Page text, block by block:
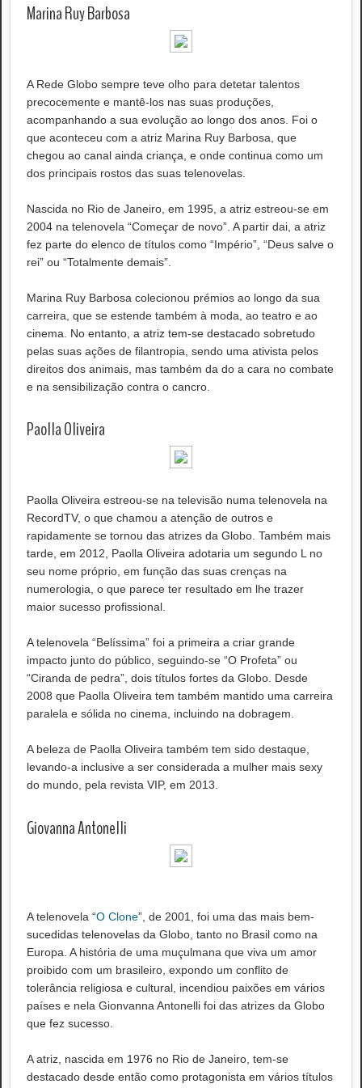
Marina Ruy Barbosa
A Rede Globo sempre teve olho para detetar talentos
precocemente e mantê-los nas suas produções,
acompanhando a sua evolução ao longo dos anos. Foi o
que aconteceu com a atriz Marina Ruy Barbosa, que
chegou ao canal ainda criança, e onde continua como um
dos principais rostos das suas telenovelas.
Nascida no Rio de Janeiro, em 1995, a atriz estreou-se em
2004 na telenovela “Começar de novo”. A partir dai, a atriz
fez parte do elenco de títulos como “Império”, “Deus salve o
rei” ou “Totalmente demais”.
Marina Ruy Barbosa colecionou prémios ao longo da sua
carreira, que se estende também à moda, ao teatro e ao
cinema. No entanto, a atriz tem-se destacado sobretudo
pelas suas ações de filantropia, sendo uma ativista pelos
direitos dos animais, mas também da do a cara no combate
e na sensibilização contra o cancro.
Paolla Oliveira
Paolla Oliveira estreou-se na televisão numa telenovela na
RecordTV, o que chamou a atenção de outros e
rapidamente se tornou das atrizes da Globo. Também mais
tarde, em 2012, Paolla Oliveira adotaria um segundo L no
seu nome próprio, em função das suas crenças na
numerologia, o que parece ter resultado em lhe trazer
maior sucesso profissional.
A telenovela “Belíssima” foi a primeira a criar grande
impacto junto do público, seguindo-se “O Profeta” ou
“Ciranda de pedra”, dois títulos fortes da Globo. Desde
2008 que Paolla Oliveira tem também mantido uma carreira
paralela e sólida no cinema, incluindo na dobragem.
A beleza de Paolla Oliveira também tem sido destaque,
levando-a inclusive a ser considerada a mulher mais sexy
do mundo, pela revista VIP, em 2013.
Giovanna Antonelli
A telenovela “O Clone”, de 2001, foi uma das mais bem-
sucedidas telenovelas da Globo, tanto no Brasil como na
Europa. A história de uma muçulmana que viva um amor
proibido com um brasileiro, expondo um conflito de
tolerância religiosa e cultural, incendiou paixões em vários
países e nela Gionvanna Antonelli foi das atrizes da Globo
que fez sucesso.
A atriz, nascida em 1976 no Rio de Janeiro, tem-se
destacado desde então como protagonista em vários títulos